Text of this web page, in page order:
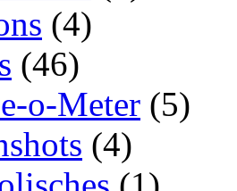
(4)
(46)
o-Meter (5)
(4)